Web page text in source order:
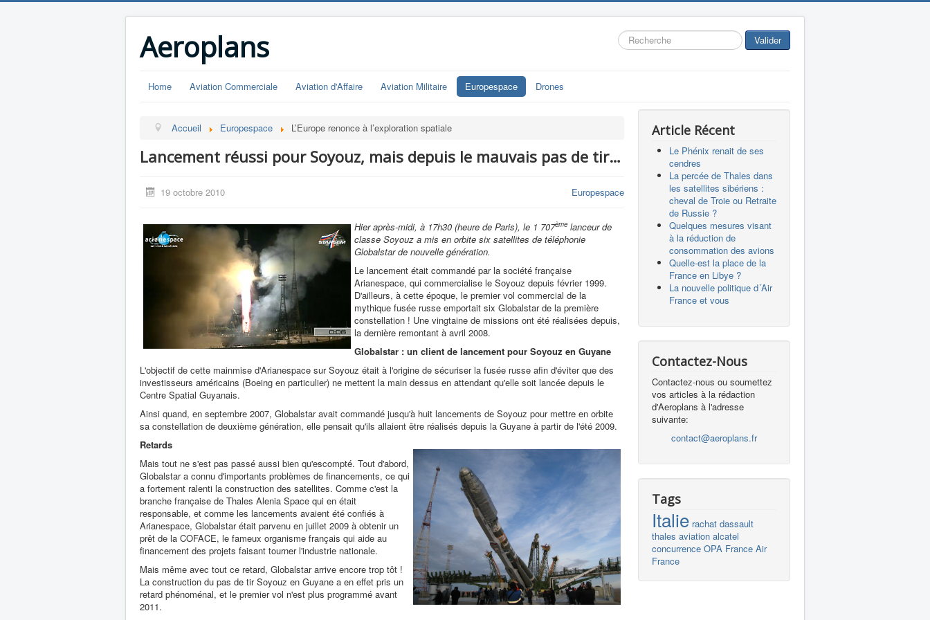
Aeroplans Rechercher Valider
Home Aviation Commerciale Aviation d'Affaire Aviation Militaire Europespace Drones
Accueil Europespace L’Europe renonce à l’exploration spatiale
Lancement réussi pour Soyouz, mais depuis le mauvais pas de tir…
19 octobre 2010 Europespace
Hier après-midi, à 17h30 (heure de Paris), le 1 707ème lanceur de
classe Soyouz a mis en orbite six satellites de téléphonie
Globalstar de nouvelle génération.
Le lancement était commandé par la société française
Arianespace, qui commercialise le Soyouz depuis février 1999.
D'ailleurs, à cette époque, le premier vol commercial de la
mythique fusée russe emportait six Globalstar de la première
constellation ! Une vingtaine de missions ont été réalisées depuis,
la dernière remontant à avril 2008.
Globalstar : un client de lancement pour Soyouz en Guyane
L'objectif de cette mainmise d'Arianespace sur Soyouz était à l'origine de sécuriser la fusée russe afin d'éviter que des
investisseurs américains (Boeing en particulier) ne mettent la main dessus en attendant qu'elle soit lancée depuis le
Centre Spatial Guyanais.
Ainsi quand, en septembre 2007, Globalstar avait commandé jusqu'à huit lancements de Soyouz pour mettre en orbite
sa constellation de deuxième génération, elle pensait qu'ils allaient être réalisés depuis la Guyane à partir de l'été 2009.
Retards
Mais tout ne s'est pas passé aussi bien qu'escompté. Tout d'abord,
Globalstar a connu d'importants problèmes de financements, ce qui
a fortement ralenti la construction des satellites. Comme c'est la
branche française de Thales Alenia Space qui en était
responsable, et comme les lancements avaient été confiés à
Arianespace, Globalstar était parvenu en juillet 2009 à obtenir un
prêt de la COFACE, le fameux organisme français qui aide au
financement des projets faisant tourner l'industrie nationale.
Mais même avec tout ce retard, Globalstar arrive encore trop tôt !
La construction du pas de tir Soyouz en Guyane a en effet pris un
retard phénoménal, et le premier vol n'est plus programmé avant
2011.
Article Récent
Le Phénix renait de ses
cendres
La percée de Thales dans
les satellites sibériens :
cheval de Troie ou Retraite
de Russie ?
Quelques mesures visant
à la réduction de
consommation des avions
Quelle-est la place de la
France en Libye ?
La nouvelle politique d´Air
France et vous
Contactez-Nous
Contactez-nous ou soumettez
vos articles à la rédaction
d'Aeroplans à l'adresse
suivante:
contact@aeroplans.fr
Tags
Italie rachat dassault
thales aviation alcatel
concurrence OPA France Air
France